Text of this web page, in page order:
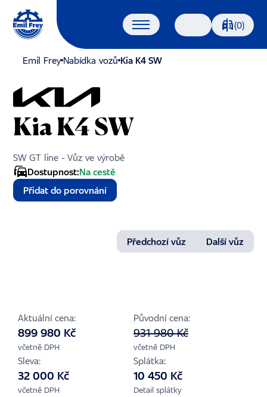
Vyhledávání (0)
Emil Frey Nabídka vozů Kia K4 SW
Kia K4 SW
SW GT line - Vůz ve výrobě
Dostupnost:Na cestě
Přidat do porovnání
Předchozí vůz Další vůz
1/15
Aktuální cena:
899 980 Kč
včetně DPH
Původní cena:
931 980 Kč
včetně DPH
Sleva:
32 000 Kč
včetně DPH
Splátka:
10 450 Kč
Detail splátky